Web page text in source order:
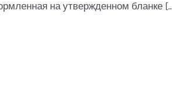
на утвержденном бланке